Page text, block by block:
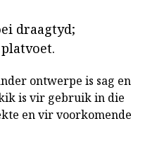
draagtyd;
ontwerpe is sag en
is vir gebruik in die
en vir voorkomende